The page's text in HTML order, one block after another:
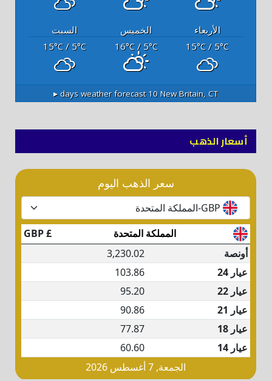
الأربعاء الخميس
السبت
15°C / 5°C
16°C/ 5°C
15°C/ 5°C
New Britain, CT
أسعار الذهب